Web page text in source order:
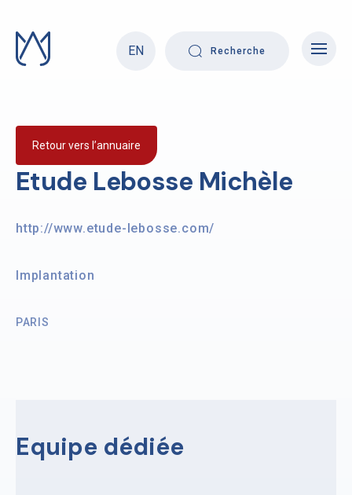
content
EN
Recherche
Etude Lebosse Michèle
Retour vers l’annuaire
Implantation
PARIS
http://www.etude-lebosse.com/
Equipe dédiée